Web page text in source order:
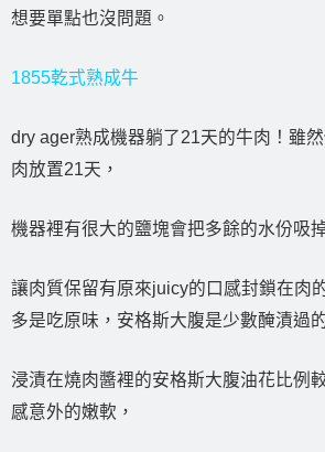
想要單點也沒問題。
1855乾式熟成牛
dry ager熟成機器躺了21天的牛肉！雖
肉放置21天，
機器裡有很大的鹽塊會把多餘的水份吸
讓肉質保留有原來juicy的口感封鎖在肉
多是吃原味，安格斯大腹是少數醃漬過
浸漬在燒肉醬裡的安格斯大腹油花比例
感意外的嫩軟，